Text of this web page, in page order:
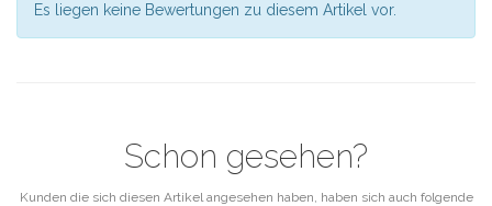
Es liegen keine Bewertungen zu diesem Artikel vor.
Schon gesehen?
Kunden die sich diesen Artikel angesehen haben, haben sich auch folgende